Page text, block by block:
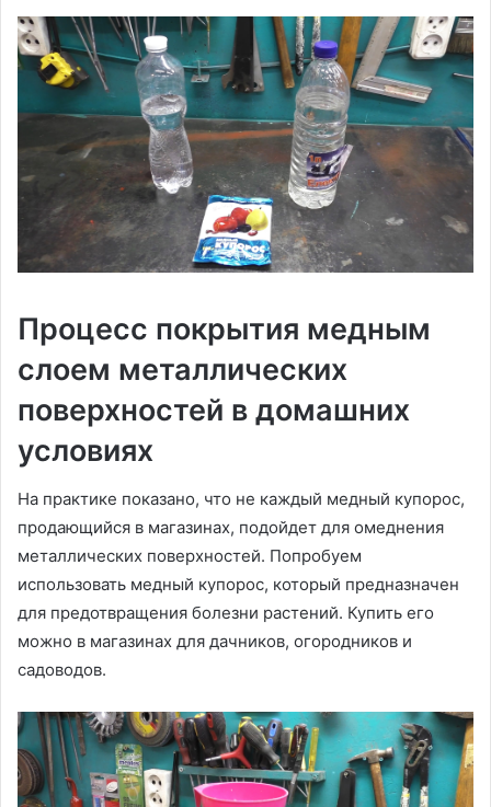
Процесс покрытия медным
слоем металлических
поверхностей в домашних
условиях
На практике показано, что не каждый медный купорос,
продающийся в магазинах, подойдет для омеднения
металлических поверхностей. Попробуем
использовать медный купорос, который предназначен
для предотвращения болезни растений. Купить его
можно в магазинах для дачников, огородников и
садоводов.